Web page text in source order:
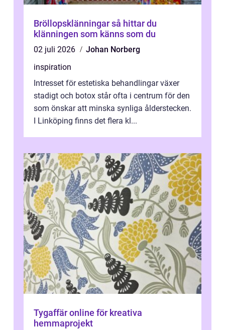
Bröllopsklänningar så hittar du
klänningen som känns som du
02 juli 2026
Johan Norberg
inspiration
Intresset för estetiska behandlingar växer
stadigt och botox står ofta i centrum för den
som önskar att minska synliga ålderstecken.
I Linköping finns det flera kl...
Tygaffär online för kreativa
hemmaprojekt